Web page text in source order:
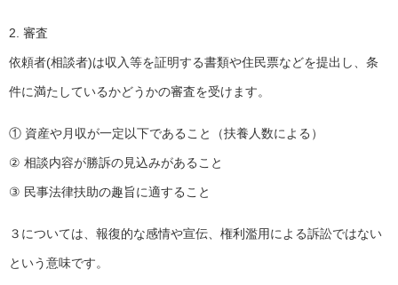
2. 審査
依頼者(相談者)は収入等を証明する書類や住民票などを提出し、条
件に満たしているかどうかの審査を受けます。
① 資産や月収が一定以下であること（扶養人数による）
② 相談内容が勝訴の見込みがあること
③ 民事法律扶助の趣旨に適すること
３については、報復的な感情や宣伝、権利濫用による訴訟ではない
という意味です。